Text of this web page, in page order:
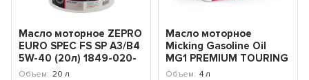
Масло моторное ZEPRO
EURO SPEC FS SP A3/B4
5W-40 (20л) 1849-020-
0
Объем: 20 л
Масло моторное
Micking Gasoline Oil
MG1 PREMIUM TOURING
5W-40 SN/RC (4л)
Объем: 4 л